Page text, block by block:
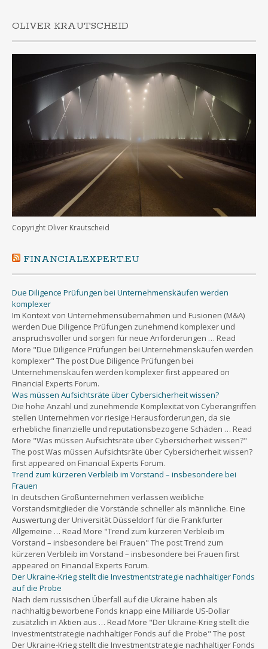
OLIVER KRAUTSCHEID
Copyright Oliver Krautscheid
FINANCIALEXPERT.EU
Due Diligence Prüfungen bei Unternehmenskäufen werden
komplexer
Im Kontext von Unternehmensübernahmen und Fusionen (M&A)
werden Due Diligence Prüfungen zunehmend komplexer und
anspruchsvoller und sorgen für neue Anforderungen … Read
More "Due Diligence Prüfungen bei Unternehmenskäufen werden
komplexer" The post Due Diligence Prüfungen bei
Unternehmenskäufen werden komplexer first appeared on
Financial Experts Forum.
Was müssen Aufsichtsräte über Cybersicherheit wissen?
Die hohe Anzahl und zunehmende Komplexität von Cyberangriffen
stellen Unternehmen vor riesige Herausforderungen, da sie
erhebliche finanzielle und reputationsbezogene Schäden … Read
More "Was müssen Aufsichtsräte über Cybersicherheit wissen?"
The post Was müssen Aufsichtsräte über Cybersicherheit wissen?
first appeared on Financial Experts Forum.
Trend zum kürzeren Verbleib im Vorstand – insbesondere bei
Frauen
In deutschen Großunternehmen verlassen weibliche
Vorstandsmitglieder die Vorstände schneller als männliche. Eine
Auswertung der Universität Düsseldorf für die Frankfurter
Allgemeine … Read More "Trend zum kürzeren Verbleib im
Vorstand – insbesondere bei Frauen" The post Trend zum
kürzeren Verbleib im Vorstand – insbesondere bei Frauen first
appeared on Financial Experts Forum.
Der Ukraine-Krieg stellt die Investmentstrategie nachhaltiger Fonds
auf die Probe
Nach dem russischen Überfall auf die Ukraine haben als
nachhaltig beworbene Fonds knapp eine Milliarde US-Dollar
zusätzlich in Aktien aus … Read More "Der Ukraine-Krieg stellt die
Investmentstrategie nachhaltiger Fonds auf die Probe" The post
Der Ukraine-Krieg stellt die Investmentstrategie nachhaltiger Fonds